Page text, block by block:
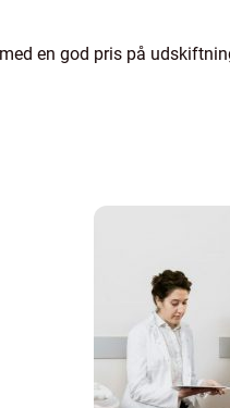
en god pris på